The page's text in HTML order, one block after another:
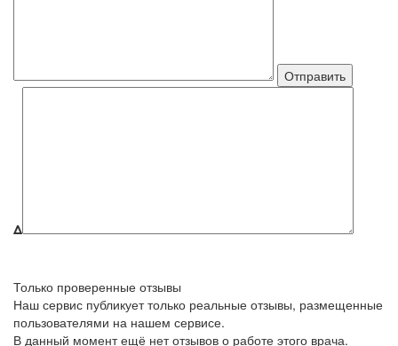
Δ
Только проверенные отзывы
Наш сервис публикует только реальные отзывы, размещенные
пользователями на нашем сервисе.
В данный момент ещё нет отзывов о работе этого врача.